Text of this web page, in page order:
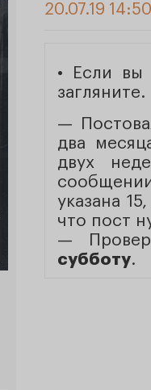
20.07.19
• Если вы
загляните.
—
два
двух
указана
что пост
—
субботу.